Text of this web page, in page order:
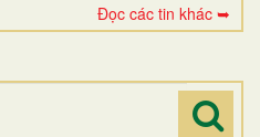
Đọc các tin khác ➥